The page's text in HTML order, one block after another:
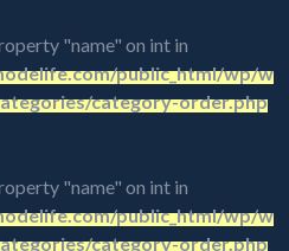
"name" on int in
public_html/wp/w
category-order.php
"name" on int in
public_html/wp/w
category-order.php